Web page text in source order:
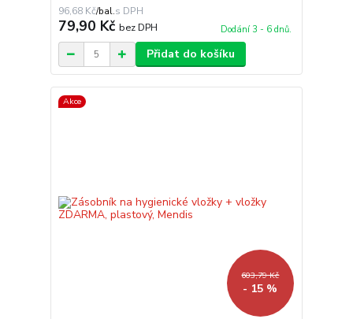
96,68 Kč/bal.
79,90 Kč bez DPH Dodání 3 - 6 dnů.
Přidat do košíku
Akce
603,79 Kč
- 15 %